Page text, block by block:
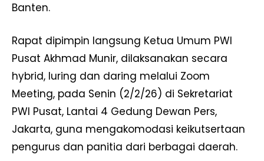
Banten.
Rapat dipimpin langsung Ketua Umum PWI
Pusat Akhmad Munir, dilaksanakan secara
hybrid, luring dan daring melalui Zoom
Meeting, pada Senin (2/2/26) di Sekretariat
PWI Pusat, Lantai 4 Gedung Dewan Pers,
Jakarta, guna mengakomodasi keikutsertaan
pengurus dan panitia dari berbagai daerah.